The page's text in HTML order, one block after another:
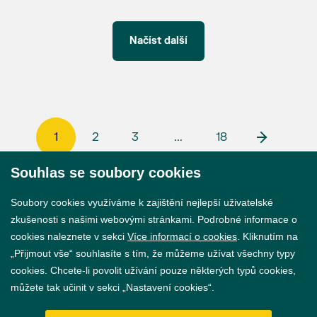
Načíst další
1 2 3 ... 18
GDPR
Souhlas se soubory cookies
Soubory cookies využíváme k zajištění nejlepší uživatelské
zkušenosti s našimi webovými stránkami. Podrobné informace o
cookies naleznete v sekci Více informací o cookies . Kliknutím na
„Přijmout vše“ souhlasíte s tím, že můžeme užívat všechny typy
cookies. Chcete-li povolit užívání pouze některých typů cookies,
můžete tak učinit v sekci „Nastavení cookies“.